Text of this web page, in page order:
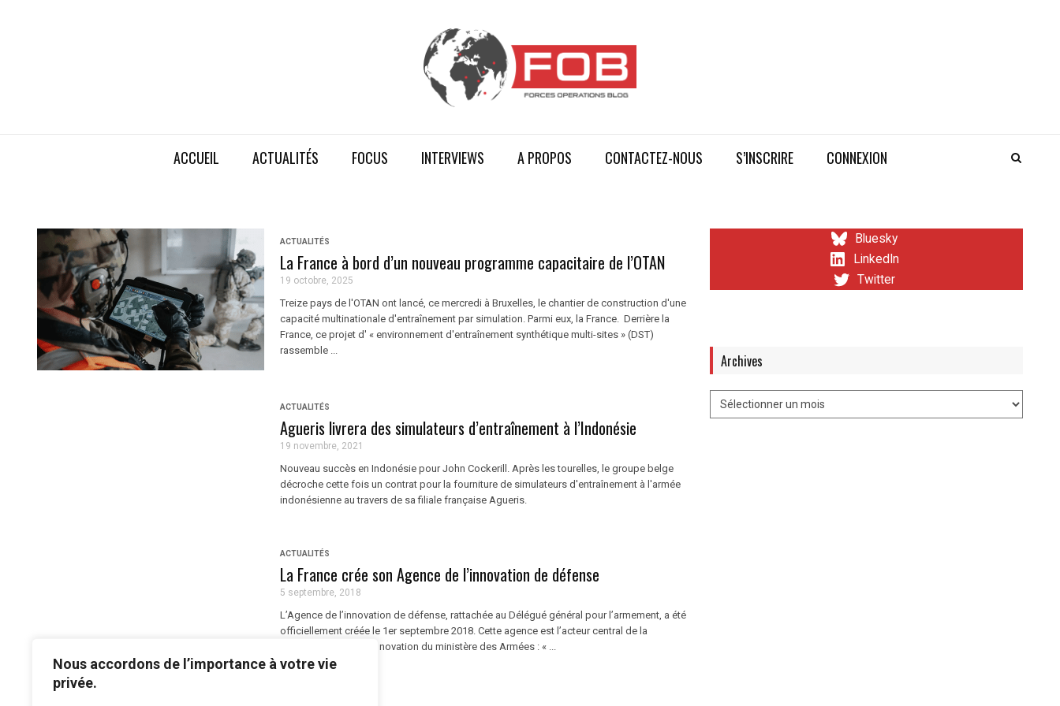
Nous accordons de l’importance à votre vie
privée.
ACCUEIL ACTUALITÉS FOCUS INTERVIEWS A PROPOS CONTACTEZ-NOUS S’INSCRIRE CONNEXION
ACTUALITÉS
La France à bord d’un nouveau programme capacitaire de l’OTAN
19 octobre, 2025
Treize pays de l'OTAN ont lancé, ce mercredi à Bruxelles, le chantier de construction d'une
capacité multinationale d'entraînement par simulation. Parmi eux, la France. Derrière la
France, ce projet d' « environnement d'entraînement synthétique multi-sites » (DST)
rassemble ...
ACTUALITÉS
Agueris livrera des simulateurs d’entraînement à l’Indonésie
19 novembre, 2021
Nouveau succès en Indonésie pour John Cockerill. Après les tourelles, le groupe belge
décroche cette fois un contrat pour la fourniture de simulateurs d'entraînement à l'armée
indonésienne au travers de sa filiale française Agueris.
ACTUALITÉS
La France crée son Agence de l’innovation de défense
5 septembre, 2018
L’Agence de l’innovation de défense, rattachée au Délégué général pour l’armement, a été
officiellement créée le 1er septembre 2018. Cette agence est l’acteur central de la
nouvelle stratégie d’innovation du ministère des Armées : « ...
Bluesky
LinkedIn
Twitter
Archives